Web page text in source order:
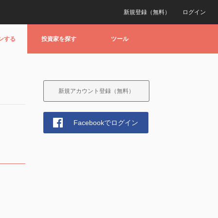
ログイン
新規登録（無料）
する 投資家を探す ツール
新規アカウント登録（無料）
Facebookでログイン